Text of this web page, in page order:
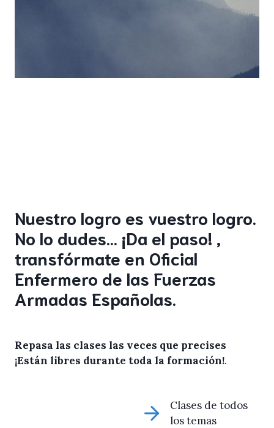
Nuestro logro es vuestro logro.
No lo dudes… ¡Da el paso! ,
transfórmate en Oficial
Enfermero de las Fuerzas
Armadas Españolas.
Repasa las clases las veces que precises
¡Están libres durante toda la formación!.
Clases de todos
los temas